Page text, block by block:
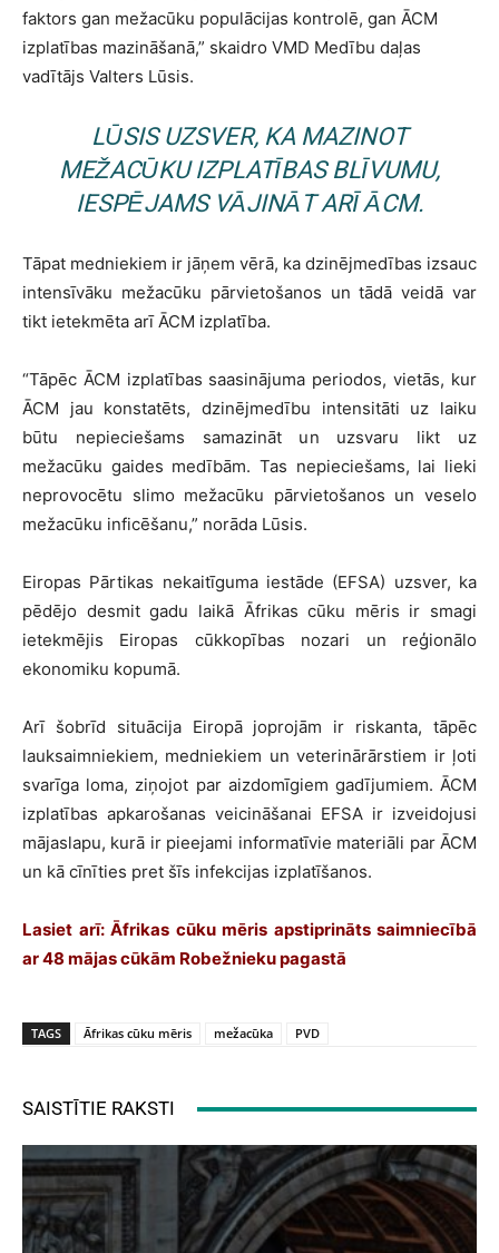
faktors gan mežacūku populācijas kontrolē, gan ĀCM
izplatības mazināšanā,” skaidro VMD Medību daļas
vadītājs Valters Lūsis.
LŪSIS UZSVER, KA MAZINOT
MEŽACŪKU IZPLATĪBAS BLĪVUMU,
IESPĒJAMS VĀJINĀT ARĪ ĀCM.
Tāpat medniekiem ir jāņem vērā, ka dzinējmedības izsauc
intensīvāku mežacūku pārvietošanos un tādā veidā var
tikt ietekmēta arī ĀCM izplatība.
“Tāpēc ĀCM izplatības saasinājuma periodos, vietās, kur
ĀCM jau konstatēts, dzinējmedību intensitāti uz laiku
būtu nepieciešams samazināt un uzsvaru likt uz
mežacūku gaides medībām. Tas nepieciešams, lai lieki
neprovocētu slimo mežacūku pārvietošanos un veselo
mežacūku inficēšanu,” norāda Lūsis.
Eiropas Pārtikas nekaitīguma iestāde (EFSA) uzsver, ka
pēdējo desmit gadu laikā Āfrikas cūku mēris ir smagi
ietekmējis Eiropas cūkkopības nozari un reģionālo
ekonomiku kopumā.
Arī šobrīd situācija Eiropā joprojām ir riskanta, tāpēc
lauksaimniekiem, medniekiem un veterinārārstiem ir ļoti
svarīga loma, ziņojot par aizdomīgiem gadījumiem. ĀCM
izplatības apkarošanas veicināšanai EFSA ir izveidojusi
mājaslapu, kurā ir pieejami informatīvie materiāli par ĀCM
un kā cīnīties pret šīs infekcijas izplatīšanos.
Lasiet arī:Āfrikas cūku mēris apstiprināts saimniecībā
ar 48 mājas cūkām Robežnieku pagastā
TAGS Āfrikas cūku mēris mežacūka PVD
SAISTĪTIE RAKSTI